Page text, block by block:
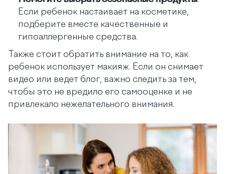
Если ребенок настаивает на косметике,
подберите вместе качественные и
гипоаллергенные средства.
Также стоит обратить внимание на то, как
ребенок использует макияж. Если он снимает
видео или ведет блог, важно следить за тем,
чтобы это не вредило его самооценке и не
привлекало нежелательного внимания.